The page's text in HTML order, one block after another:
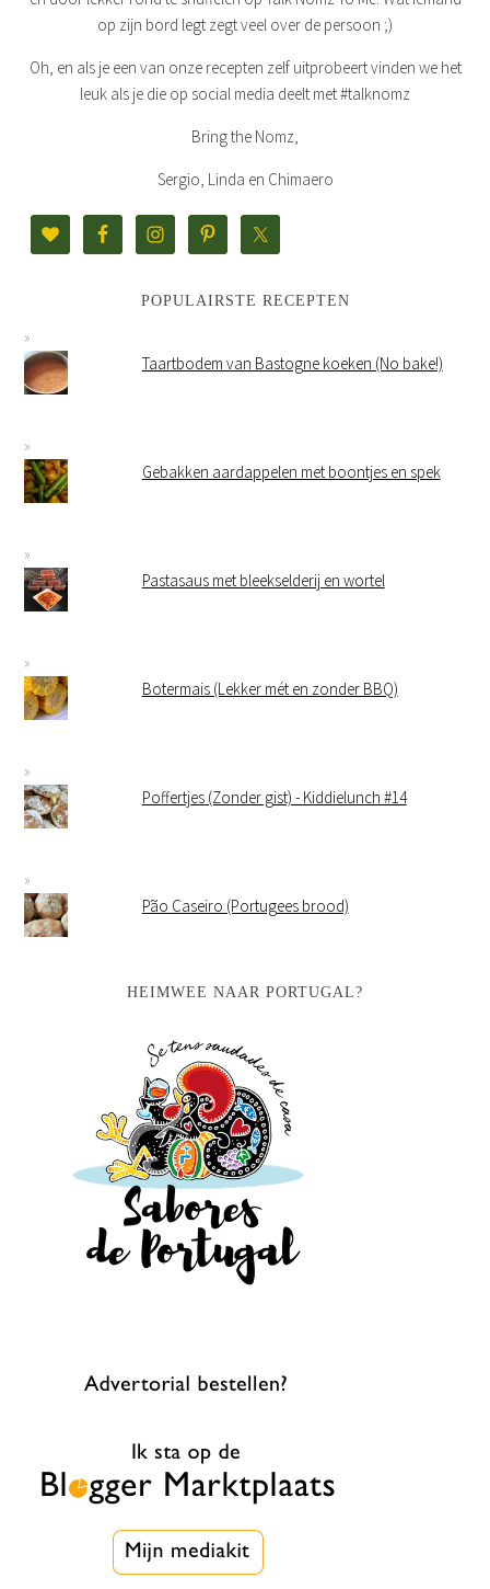
op zijn bord legt zegt veel over de persoon ;)
Oh, en als je een van onze recepten zelf uitprobeert vinden we het
leuk als je die op social media deelt met #talknomz
Bring the Nomz,
Sergio, Linda en Chimaero
POPULAIRSTE RECEPTEN
Taartbodem van Bastogne koeken (No bake!)
Gebakken aardappelen met boontjes en spek
Pastasaus met bleekselderij en wortel
Botermais (Lekker mét en zonder BBQ)
Poffertjes (Zonder gist) - Kiddielunch #14
Pão Caseiro (Portugees brood)
HEIMWEE NAAR PORTUGAL?